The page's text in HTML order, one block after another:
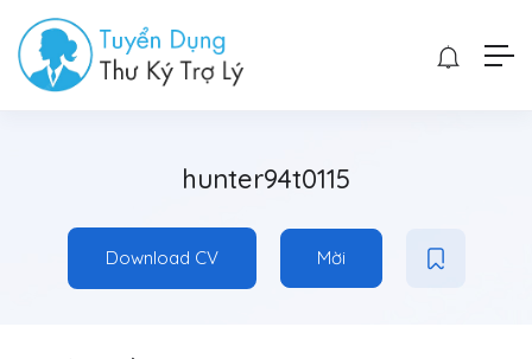
hunter94t0115
Download CV Mời